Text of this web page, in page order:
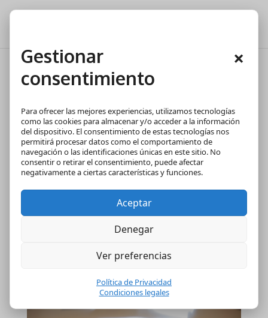
Gestionar
consentimiento
×
Para ofrecer las mejores experiencias, utilizamos tecnologías
como las cookies para almacenar y/o acceder a la información
del dispositivo. El consentimiento de estas tecnologías nos
permitirá procesar datos como el comportamiento de
navegación o las identificaciones únicas en este sitio. No
consentir o retirar el consentimiento, puede afectar
negativamente a ciertas características y funciones.
Aceptar
Denegar
Ver preferencias
Política de Privacidad
Condiciones legales
¿Es obligatorio el seguro de
¿Quién lo pagaría?¿Qué ocurre
en caso de robo?